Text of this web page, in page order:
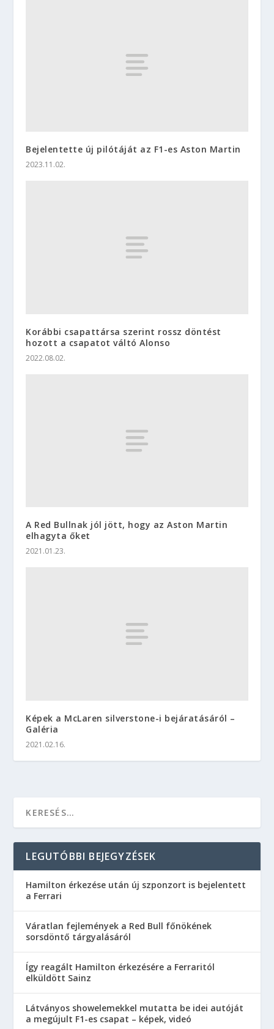
Bejelentette új pilótáját az F1-es Aston Martin
2023.11.02.
Korábbi csapattársa szerint rossz döntést
hozott a csapatot váltó Alonso
2022.08.02.
A Red Bullnak jól jött, hogy az Aston Martin
elhagyta őket
2021.01.23.
Képek a McLaren silverstone-i bejáratásáról –
Galéria
2021.02.16.
LEGUTÓBBI BEJEGYZÉSEK
Hamilton érkezése után új szponzort is bejelentett
a Ferrari
Váratlan fejlemények a Red Bull főnökének
sorsdöntő tárgyalásáról
Így reagált Hamilton érkezésére a Ferraritól
elküldött Sainz
Látványos showelemekkel mutatta be idei autóját
a megújult F1-es csapat – képek, videó